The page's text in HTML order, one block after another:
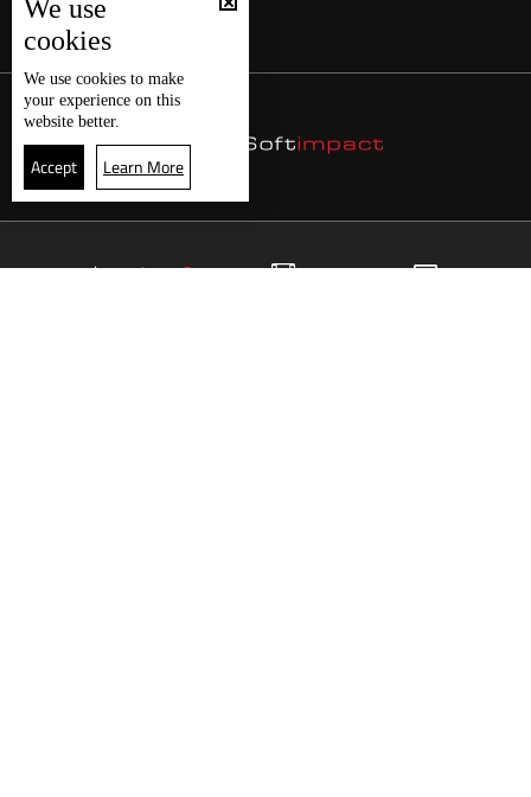
22
We use
cookies
We use cookies to make
your experience on this
website better.
Accept Learn More
موقع البرامج الجدول البث المباشر